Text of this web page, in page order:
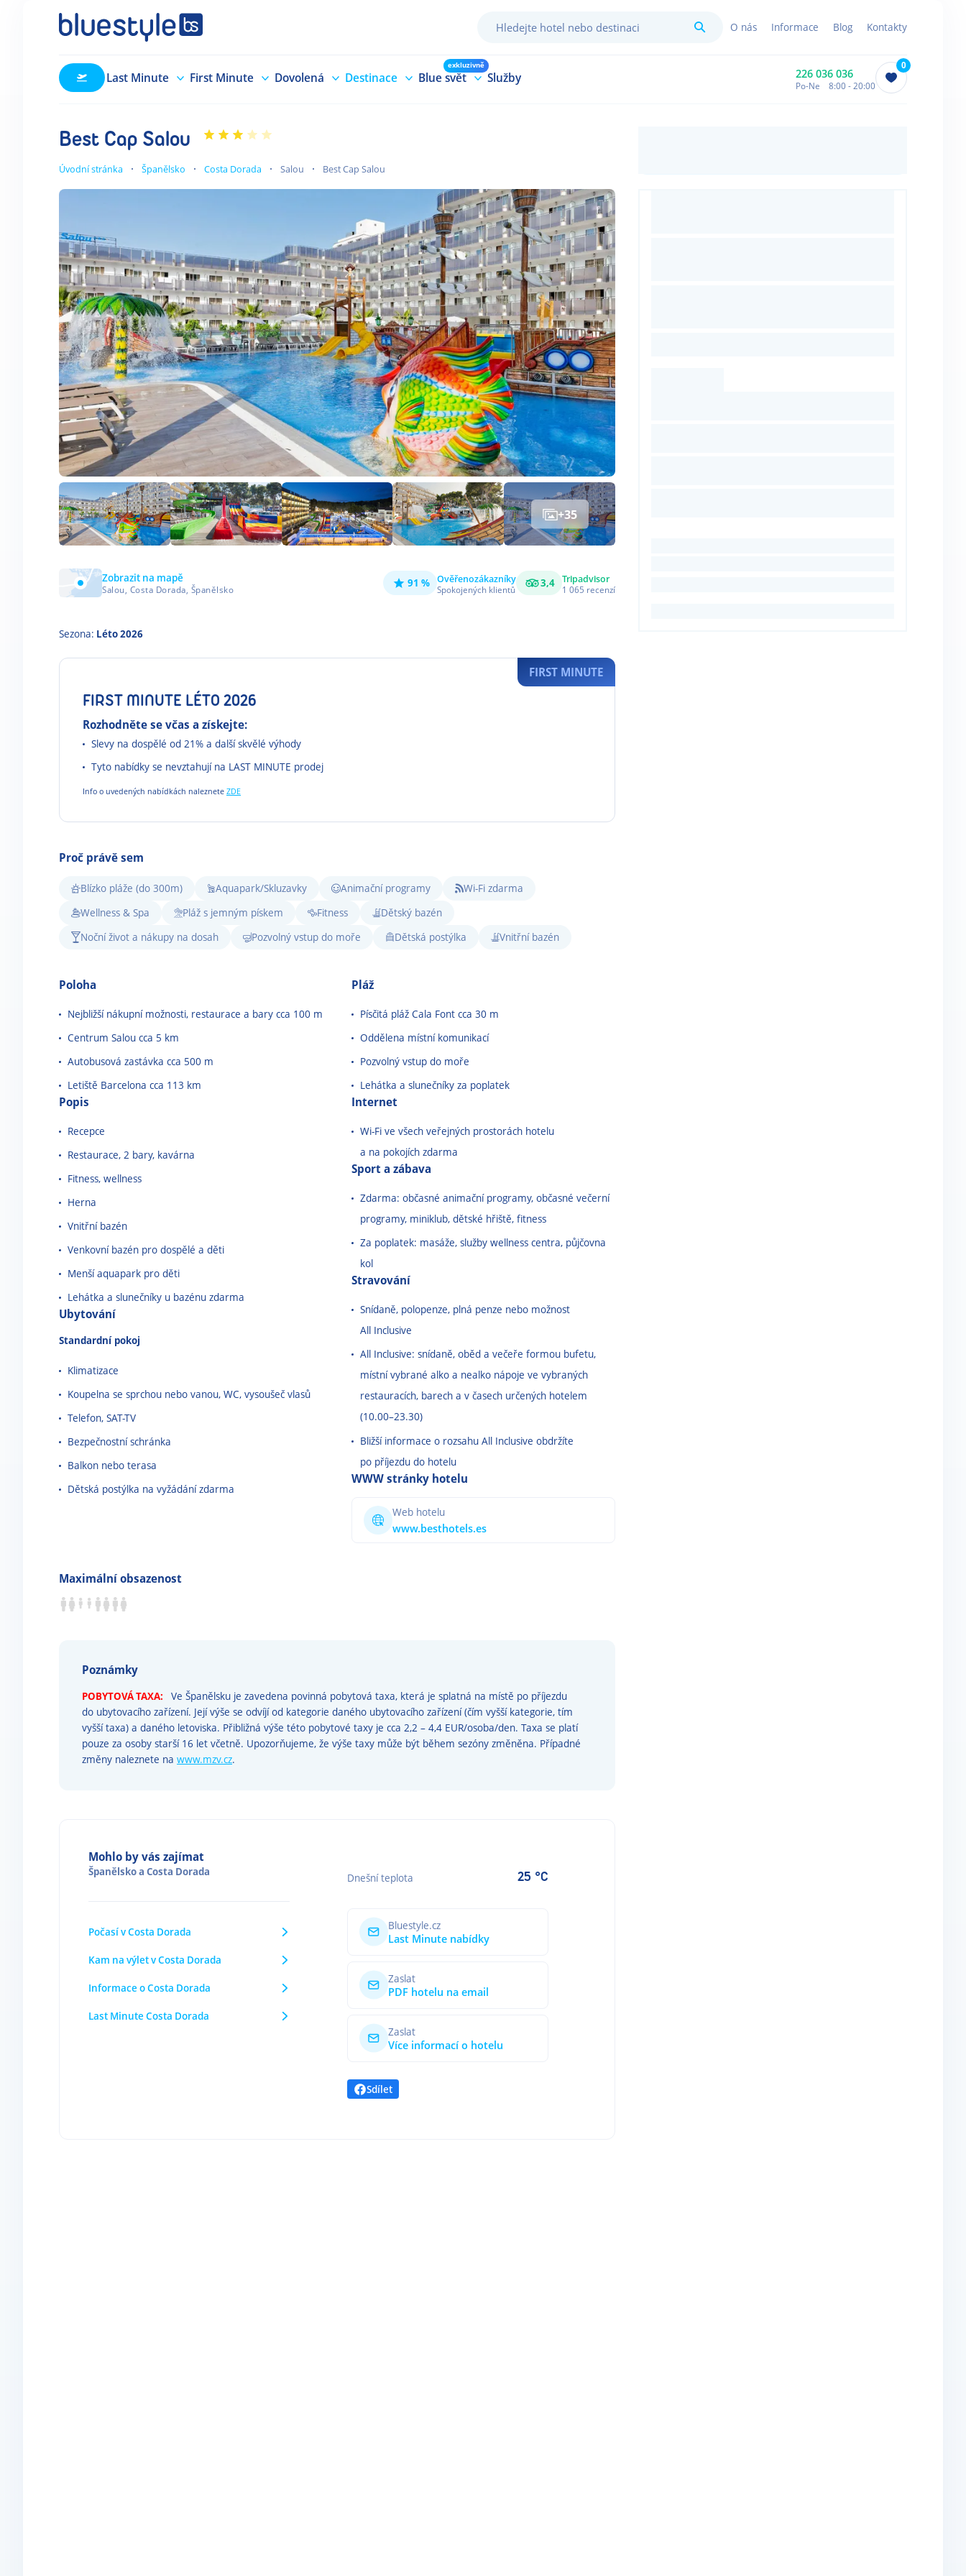
HledatO nás Informace Blog Kontakty
Last Minute First Minute Dovolená Destinace Blue svět
exkluzivně
Služby 226 036 036
Po-Ne 8:00 - 20:00
0
Best Cap Salou
Úvodní stránka Španělsko Costa Dorada Salou Best Cap Salou
+35
Zobrazit na mapě
Salou, Costa Dorada, Španělsko 91 % Ověřenozákazníky
Spokojených klientů 3,4 Tripadvisor
1 065 recenzí
Sezona: Léto 2026
FIRST MINUTE LÉTO 2026
Rozhodněte se včas a získejte:
Slevy na dospělé od 21% a další skvělé výhody
Tyto nabídky se nevztahují na LAST MINUTE prodej
Info o uvedených nabídkách naleznete ZDE
FIRST MINUTE
Proč právě sem
Blízko pláže (do 300m) Aquapark/Skluzavky Animační programy
Wi-Fi zdarma
Wellness & Spa
Pláž s jemným pískem Fitness
Dětský bazén
Noční život a nákupy na dosah
Pozvolný vstup do moře Dětská postýlka Vnitřní bazén
Poloha
Nejbližší nákupní možnosti, restaurace a bary cca 100 m
Centrum Salou cca 5 km
Autobusová zastávka cca 500 m
Letiště Barcelona cca 113 km
Popis
Recepce
Restaurace, 2 bary, kavárna
Fitness, wellness
Herna
Vnitřní bazén
Venkovní bazén pro dospělé a děti
Menší aquapark pro děti
Lehátka a slunečníky u bazénu zdarma
Ubytování
Standardní pokoj
Klimatizace
Koupelna se sprchou nebo vanou, WC, vysoušeč vlasů
Telefon, SAT-TV
Bezpečnostní schránka
Balkon nebo terasa
Dětská postýlka na vyžádání zdarma
Pláž
Písčitá pláž Cala Font cca 30 m
Oddělena místní komunikací
Pozvolný vstup do moře
Lehátka a slunečníky za poplatek
Internet
Wi-Fi ve všech veřejných prostorách hotelu
a na pokojích zdarma
Sport a zábava
Zdarma: občasné animační programy, občasné večerní
programy, miniklub, dětské hřiště, fitness
Za poplatek: masáže, služby wellness centra, půjčovna
kol
Stravování
Snídaně, polopenze, plná penze nebo možnost
All Inclusive
All Inclusive: snídaně, oběd a večeře formou bufetu,
místní vybrané alko a nealko nápoje ve vybraných
restauracích, barech a v časech určených hotelem
(10.00–23.30)
Bližší informace o rozsahu All Inclusive obdržíte
po příjezdu do hotelu
WWW stránky hotelu
Web hotelu
www.besthotels.es
Maximální obsazenost
Poznámky
POBYTOVÁ TAXA:
Ve Španělsku je zavedena povinná pobytová taxa, která je splatná na místě po příjezdu
do ubytovacího zařízení. Její výše se odvíjí od kategorie daného ubytovacího zařízení (čím vyšší kategorie, tím
vyšší taxa) a daného letoviska. Přibližná výše této pobytové taxy je cca 2,2 – 4,4 EUR/osoba/den. Taxa se platí
pouze za osoby starší 16 let včetně. Upozorňujeme, že výše taxy může být během sezóny změněna. Případné
změny naleznete na www.mzv.cz.
Mohlo by vás zajímat
Španělskoa Costa Dorada
Počasí v Costa Dorada
Kam na výlet v Costa Dorada
Informace o Costa Dorada
Last Minute Costa Dorada
Dnešní teplota 25 °C
Bluestyle.cz
Last Minute nabídky
Zaslat
PDF hotelu na email
Zaslat
Více informací o hotelu
Sdílet